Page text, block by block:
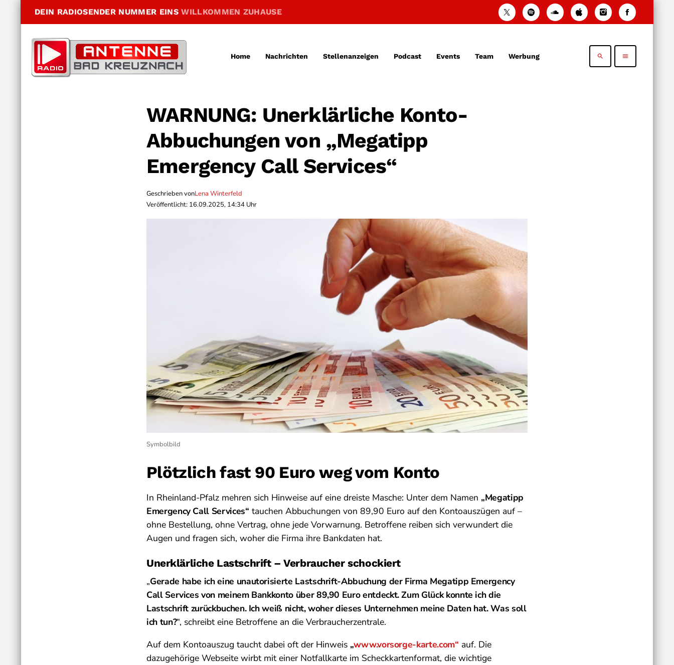
DEIN RADIOSENDER NUMMER EINSWILLKOMMEN ZUHAUSE
Home Nachrichten Stellenanzeigen Podcast Events Team Werbung search menu
WARNUNG: Unerklärliche Konto-
Abbuchungen von „Megatipp
Emergency Call Services“
Geschrieben vonLena Winterfeld
Veröffentlicht: 16.09.2025, 14:34 Uhr
Symbolbild
Plötzlich fast 90 Euro weg vom Konto
In Rheinland-Pfalz mehren sich Hinweise auf eine dreiste Masche: Unter dem Namen „Megatipp
Emergency Call Services“ tauchen Abbuchungen von 89,90 Euro auf den Kontoauszügen auf –
ohne Bestellung, ohne Vertrag, ohne jede Vorwarnung. Betroffene reiben sich verwundert die
Augen und fragen sich, woher die Firma ihre Bankdaten hat.
Unerklärliche Lastschrift – Verbraucher schockiert
„Gerade habe ich eine unautorisierte Lastschrift-Abbuchung der Firma Megatipp Emergency
Call Services von meinem Bankkonto über 89,90 Euro entdeckt. Zum Glück konnte ich die
Lastschrift zurückbuchen. Ich weiß nicht, woher dieses Unternehmen meine Daten hat. Was soll
ich tun?“, schreibt eine Betroffene an die Verbraucherzentrale.
Auf dem Kontoauszug taucht dabei oft der Hinweis „www.vorsorge-karte.com“ auf. Die
dazugehörige Webseite wirbt mit einer Notfallkarte im Scheckkartenformat, die wichtige